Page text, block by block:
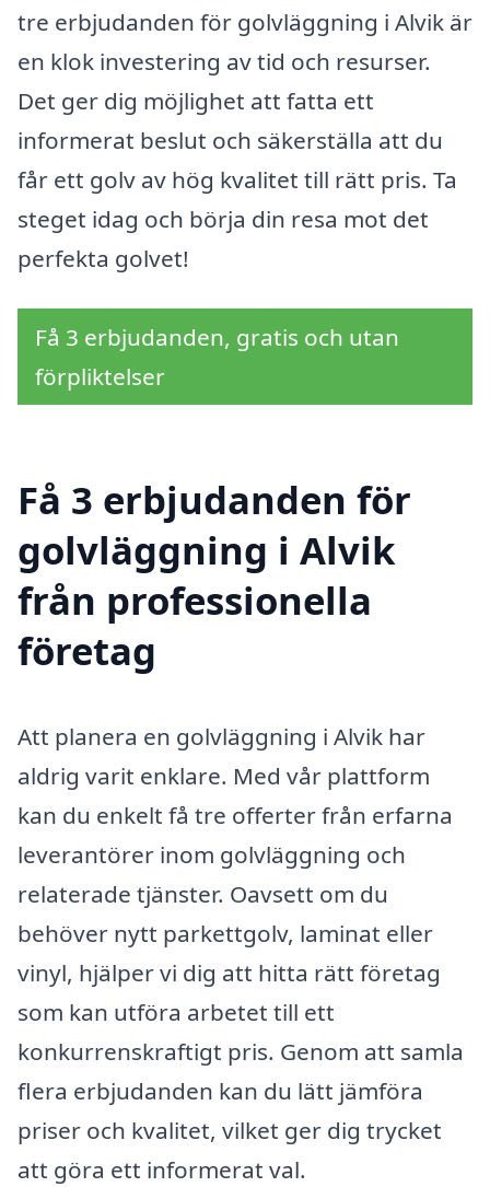
tre erbjudanden för golvläggning i Alvik är
en klok investering av tid och resurser.
Det ger dig möjlighet att fatta ett
informerat beslut och säkerställa att du
får ett golv av hög kvalitet till rätt pris. Ta
steget idag och börja din resa mot det
perfekta golvet!
Få 3 erbjudanden, gratis och utan
förpliktelser
Få 3 erbjudanden för
golvläggning i Alvik
från professionella
företag
Att planera en golvläggning i Alvik har
aldrig varit enklare. Med vår plattform
kan du enkelt få tre offerter från erfarna
leverantörer inom golvläggning och
relaterade tjänster. Oavsett om du
behöver nytt parkettgolv, laminat eller
vinyl, hjälper vi dig att hitta rätt företag
som kan utföra arbetet till ett
konkurrenskraftigt pris. Genom att samla
flera erbjudanden kan du lätt jämföra
priser och kvalitet, vilket ger dig trycket
att göra ett informerat val.